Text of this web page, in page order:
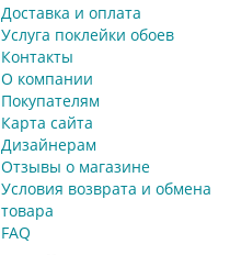
Доставка и оплата
Услуга поклейки обоев
Контакты
О компании
Покупателям
Карта сайта
Дизайнерам
Отзывы о магазине
Условия возврата и обмена
товара
FAQ